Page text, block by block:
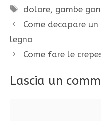
Tag
dolore, gambe
Come decapare
legno
Come fare le
Lascia un